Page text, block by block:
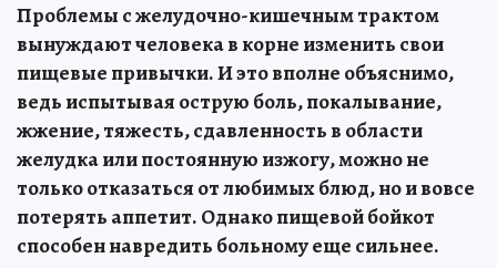
Проблемы с желудочно-кишечным трактом
вынуждают человека в корне изменить свои
пищевые привычки. И это вполне объяснимо,
ведь испытывая острую боль, покалывание,
жжение, тяжесть, сдавленность в области
желудка или постоянную изжогу, можно не
только отказаться от любимых блюд, но и вовсе
потерять аппетит. Однако пищевой бойкот
способен навредить больному еще сильнее.